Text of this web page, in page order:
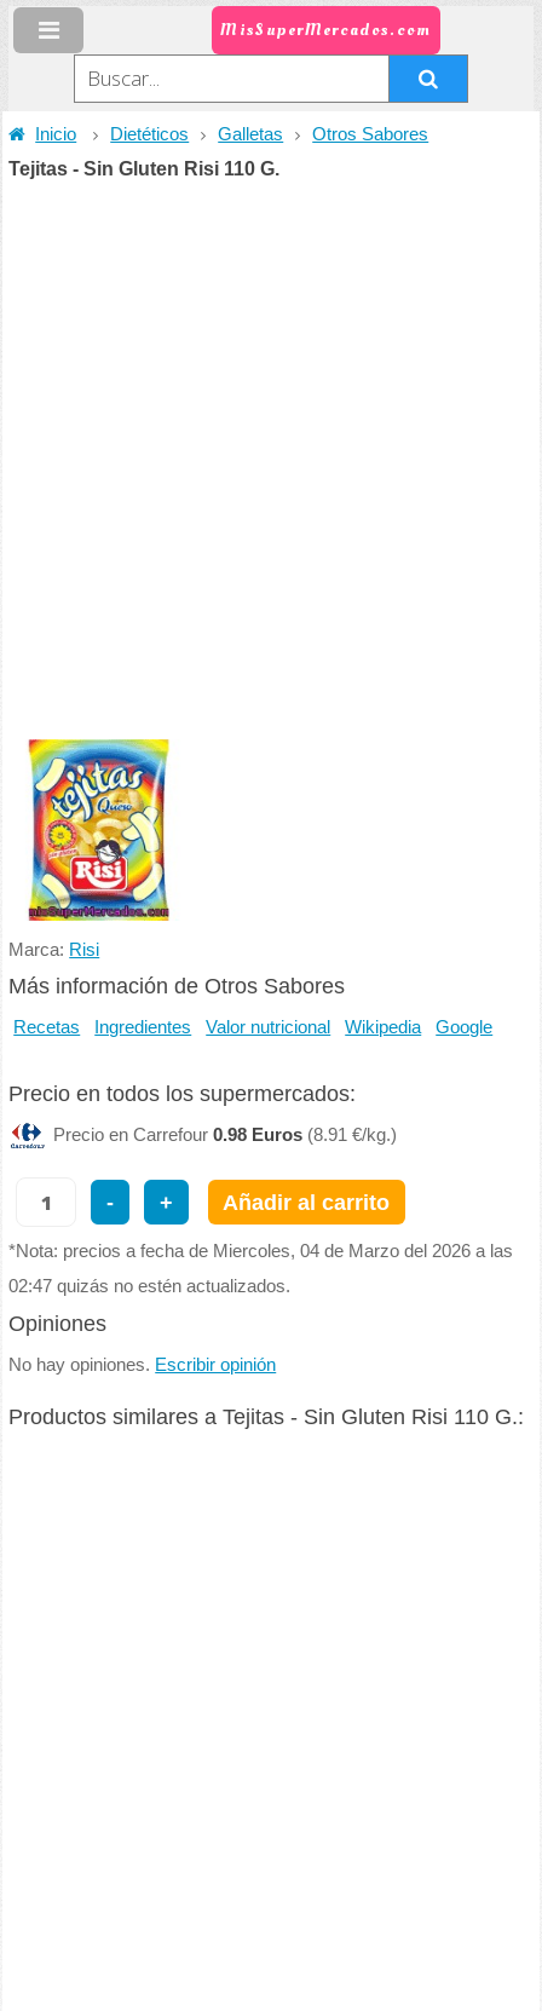
MisSuperMercados.com
Inicio Dietéticos Galletas Otros Sabores
Tejitas - Sin Gluten Risi 110 G.
Marca: Risi
Más información de Otros Sabores
Recetas Ingredientes Valor nutricional Wikipedia Google
Precio en todos los supermercados:
Precio en Carrefour0.98 Euros (8.91 €/kg.)
- + Añadir al carrito
*Nota: precios a fecha de Miercoles, 04 de Marzo del 2026 a las
02:47 quizás no estén actualizados.
Opiniones
No hay opiniones. Escribir opinión
Productos similares a Tejitas - Sin Gluten Risi 110 G.: